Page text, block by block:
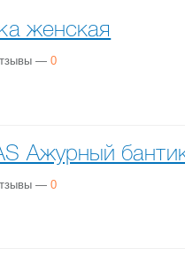
женская
— 0
Ажурный
— 0